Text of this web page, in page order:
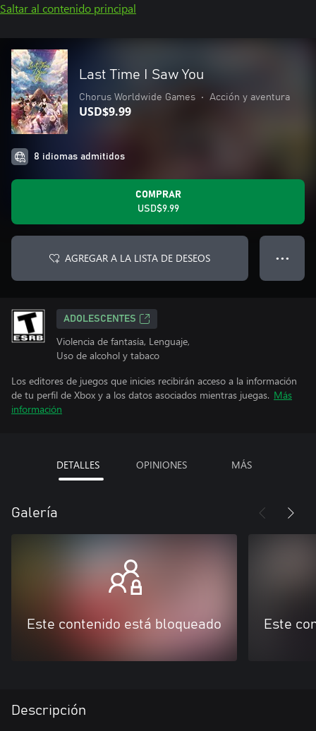
Saltar al contenido principal
Last Time I Saw You
Chorus Worldwide Games • Acción y aventura
USD$9.99
8 idiomas admitidos
COMPRAR
USD$9.99
AGREGAR A LA LISTA DE DESEOS ● ● ●
ADOLESCENTES
Violencia de fantasía, Lenguaje,
Uso de alcohol y tabaco
Los editores de juegos que inicies recibirán acceso a la información
de tu perfil de Xbox y a los datos asociados mientras juegas. Más
información
DETALLES OPINIONES MÁS
Galería
Este contenido está bloqueado Este
Descripción